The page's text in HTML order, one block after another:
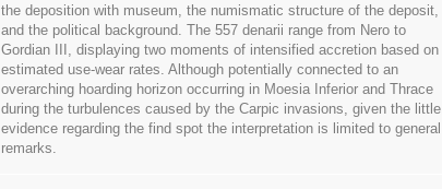
the deposition with museum, the numismatic structure of the deposit,
and the political background. The 557 denarii range from Nero to
Gordian III, displaying two moments of intensified accretion based on
estimated use-wear rates. Although potentially connected to an
overarching hoarding horizon occurring in Moesia Inferior and Thrace
during the turbulences caused by the Carpic invasions, given the little
evidence regarding the find spot the interpretation is limited to general
remarks.